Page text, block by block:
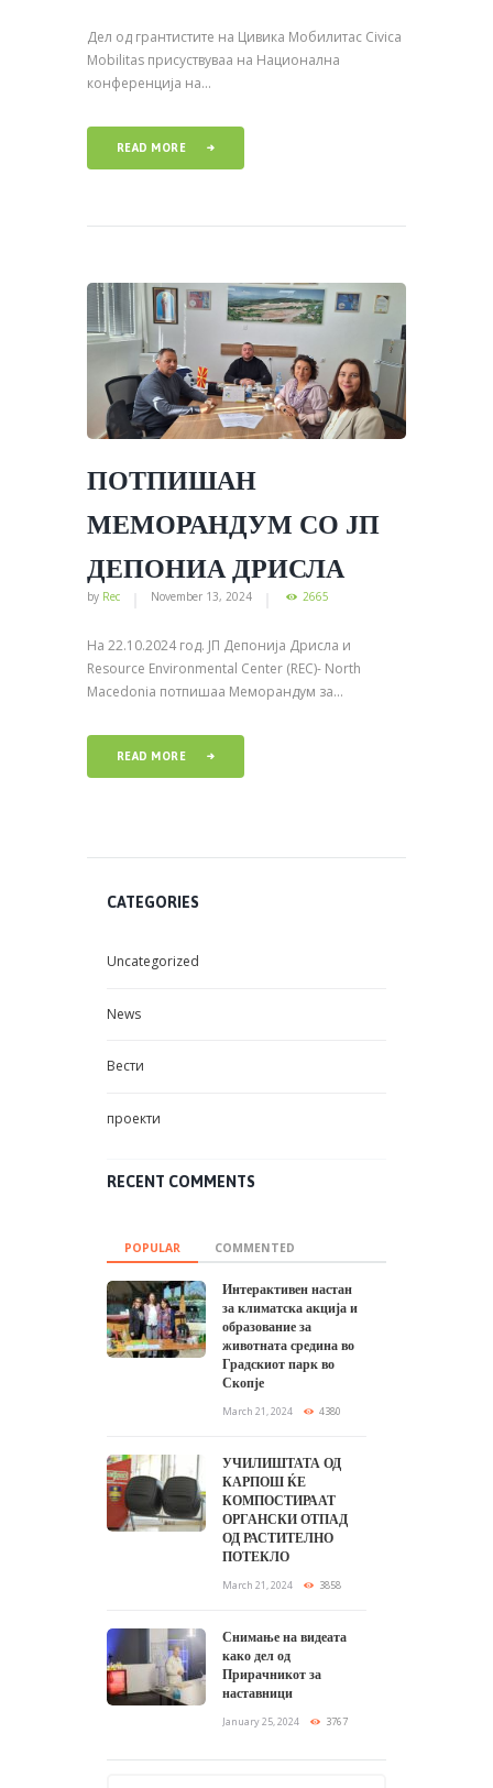
Дел од грантистите на Цивика Мобилитас Civica
Mobilitas присуствуваа на Национална
конференција на...
READ MORE
ПОТПИШАН
МЕМОРАНДУМ СО ЈП
ДЕПОНИА ДРИСЛА
by Rec November 13, 2024 2665
На 22.10.2024 год. ЈП Депонија Дрисла и
Resource Environmental Center (REC)- North
Macedonia потпишаа Меморандум за...
READ MORE
CATEGORIES
Uncategorized
News
Вести
проекти
RECENT COMMENTS
POPULAR COMMENTED
Интерактивен настан
за климатска акција и
образование за
животната средина во
Градскиот парк во
Скопје
March 21, 2024 4380
УЧИЛИШТАТА ОД
КАРПОШ ЌЕ
КОМПОСТИРААТ
ОРГАНСКИ ОТПАД
ОД РАСТИТЕЛНО
ПОТЕКЛО
March 21, 2024 3858
Снимање на видеата
како дел од
Прирачникот за
наставници
January 25, 2024 3767